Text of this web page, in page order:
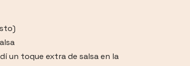
un toque extra de salsa en la